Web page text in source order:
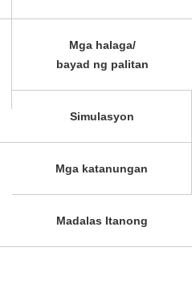
Mga halaga/
bayad ng palitan
Simulasyon
Mga katanungan
Madalas Itanong